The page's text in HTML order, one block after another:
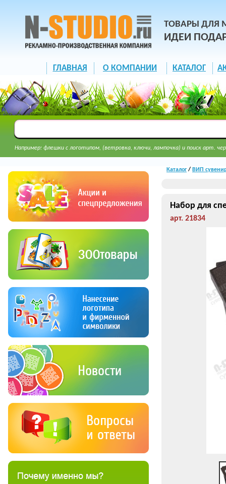
ТОВАРЫ ДЛЯ
ИДЕИ
ГЛАВНАЯ О КОМПАНИИ КАТАЛОГ
Например: флешки с логотипом, (ветровка, ключи, лампочка) и поиск арт.
Каталог/ ВИП
Набор для
арт. 21834